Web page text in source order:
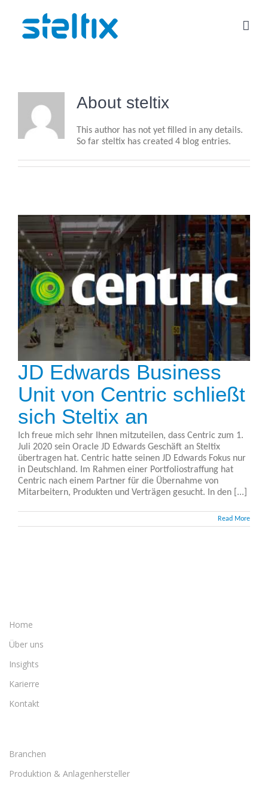
content
About steltix
This author has not yet filled in any details.
So far steltix has created 4 blog entries.
JD Edwards Business
Unit von Centric schließt
sich Steltix an
Ich freue mich sehr Ihnen mitzuteilen, dass Centric zum 1.
Juli 2020 sein Oracle JD Edwards Geschäft an Steltix
übertragen hat. Centric hatte seinen JD Edwards Fokus nur
in Deutschland. Im Rahmen einer Portfoliostraffung hat
Centric nach einem Partner für die Übernahme von
Mitarbeitern, Produkten und Verträgen gesucht. In den [...]
Read More
Home
Über uns
Insights
Karierre
Kontakt
Branchen
Produktion & Anlagenhersteller